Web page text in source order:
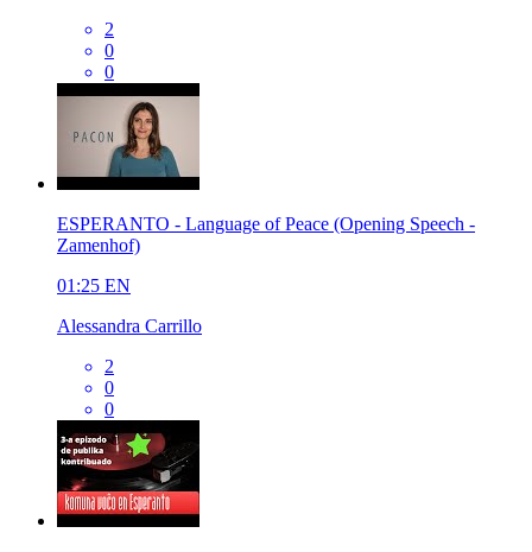
2
0
0
ESPERANTO - Language of Peace (Opening Speech -
Zamenhof)
01:25 EN
Alessandra Carrillo
2
0
0